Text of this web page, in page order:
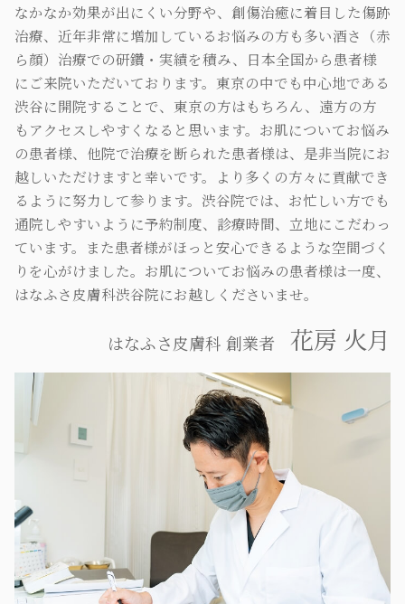
なかなか効果が出にくい分野や、創傷治癒に着目した傷跡
治療、近年非常に増加しているお悩みの方も多い酒さ（赤
ら顔）治療での研鑽・実績を積み、日本全国から患者様
にご来院いただいております。東京の中でも中心地である
渋谷に開院することで、東京の方はもちろん、遠方の方
もアクセスしやすくなると思います。お肌についてお悩み
の患者様、他院で治療を断られた患者様は、是非当院にお
越しいただけますと幸いです。より多くの方々に貢献でき
るように努力して参ります。渋谷院では、お忙しい方でも
通院しやすいように予約制度、診療時間、立地にこだわっ
ています。また患者様がほっと安心できるような空間づく
りを心がけました。お肌についてお悩みの患者様は一度、
はなふさ皮膚科渋谷院にお越しくださいませ。
はなふさ皮膚科 創業者 花房 火月